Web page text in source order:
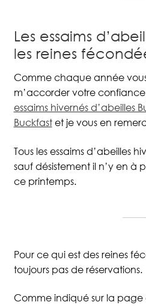
Les essaims
les reines
Comme chaque année
m’accorder votre
essaims hivernés d’abeilles
Buckfastet je vous en
Tous les essaims d’abeilles
sauf désistement il n’y en à
ce printemps.
Pour ce qui est des reines
toujours pas de réservations.
Comme indiqué sur la